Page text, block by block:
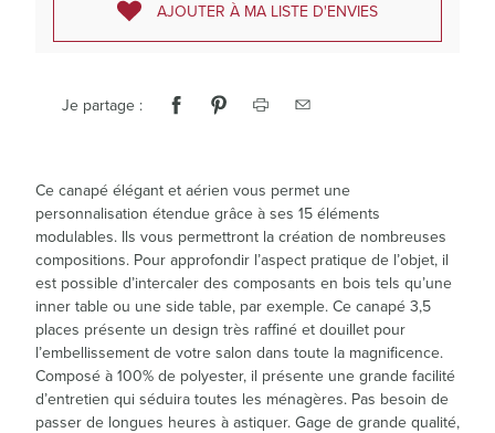
AJOUTER À MA LISTE D'ENVIES
Je partage :
Ce canapé élégant et aérien vous permet une
personnalisation étendue grâce à ses 15 éléments
modulables. Ils vous permettront la création de nombreuses
compositions. Pour approfondir l’aspect pratique de l’objet, il
est possible d’intercaler des composants en bois tels qu’une
inner table ou une side table, par exemple. Ce canapé 3,5
places présente un design très raffiné et douillet pour
l’embellissement de votre salon dans toute la magnificence.
Composé à 100% de polyester, il présente une grande facilité
d’entretien qui séduira toutes les ménagères. Pas besoin de
passer de longues heures à astiquer. Gage de grande qualité,